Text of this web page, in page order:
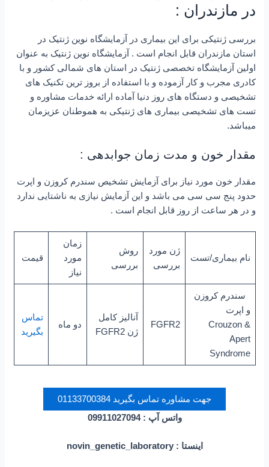
در مازندران :
بررسی ژنتیکی برای این بیماری در آزمایشگاه نوین ژنتیک در
استان مازندران قابل انجام است . آزمایشگاه نوین ژنتیک به عنوان
اولین آزمایشگاه تخصصی ژنتیک در استان های شمالی کشور و با
کادری مجرب و کار آزموده و با استفاده از بروز ترین تکنیک های
تشخیصی و دستگاه های روز دنیا آماده ارائه خدمات مشاوره و
تست های تشخیصی بیماری های ژنتیکی به هموطنان عزیزمان
میباشد.
مقدار خون و مدت زمان جوابدهی :
مقدار خون مورد نیاز برای آزمایش تشخیص سندرم کروزن و اپرت
حدود پنج سی سی می باشد و این آزمایش نیازی به ناشتایی ندارد
و در هر ساعت از روز قابل انجام است .
نام بیماری/تست
ژن مورد
بررسی
روش
بررسی
زمان
مورد
نیاز
قیمت
سندرم کروزن
و اپرت
Crouzon &
Apert
Syndrome
FGFR2
آنالیز کامل
ژن FGFR2
دو ماه
تماس
بگیرید
جهت مشاوره تماس بگیرید 01133700384
واتس آپ :
09911027094
اینستا : novin_genetic_laboratory